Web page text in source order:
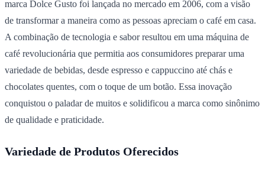
marca Dolce Gusto foi lançada no mercado em 2006, com a visão
de transformar a maneira como as pessoas apreciam o café em casa.
A combinação de tecnologia e sabor resultou em uma máquina de
café revolucionária que permitia aos consumidores preparar uma
variedade de bebidas, desde espresso e cappuccino até chás e
chocolates quentes, com o toque de um botão. Essa inovação
conquistou o paladar de muitos e solidificou a marca como sinônimo
de qualidade e praticidade.
Variedade de Produtos Oferecidos